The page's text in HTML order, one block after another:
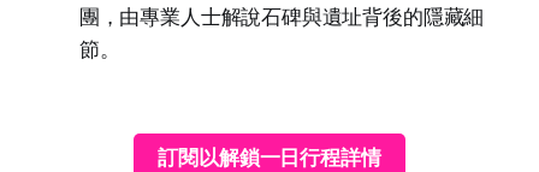
團，由專業人士解說石碑與遺址背後的隱藏細
節。
訂閱以解鎖一日行程詳情